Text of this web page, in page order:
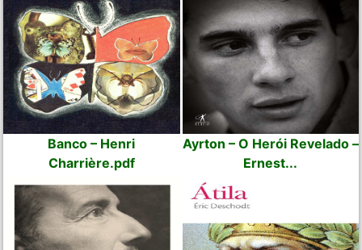
Banco – Henri
Charrière.pdf
Ayrton – O Herói Revelado –
Ernest...